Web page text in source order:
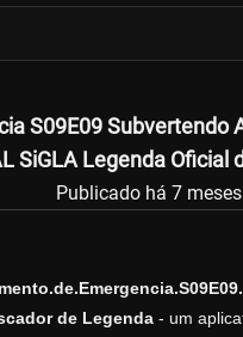
S09E09 Subvertendo
SiGLA Legenda Oficial
Publicado há 7 meses
de Legenda- um